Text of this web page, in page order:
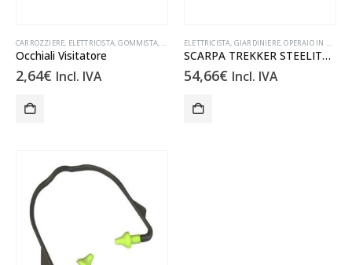
CARROZZIERE, ELETTRICISTA,GOMMISTA, MECCANICO,MURATORE,OCCHIALI,OPERAIO IN
Occhiali Visitatore
2,64€ Incl. IVA
ELETTRICISTA, GIARDINIERE,OPERAIO IN GENERE
SCARPA TREKKER STEELITE S1P
54,66€ Incl. IVA